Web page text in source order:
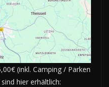
(inkl. Camping / Parken
hier erhältlich: